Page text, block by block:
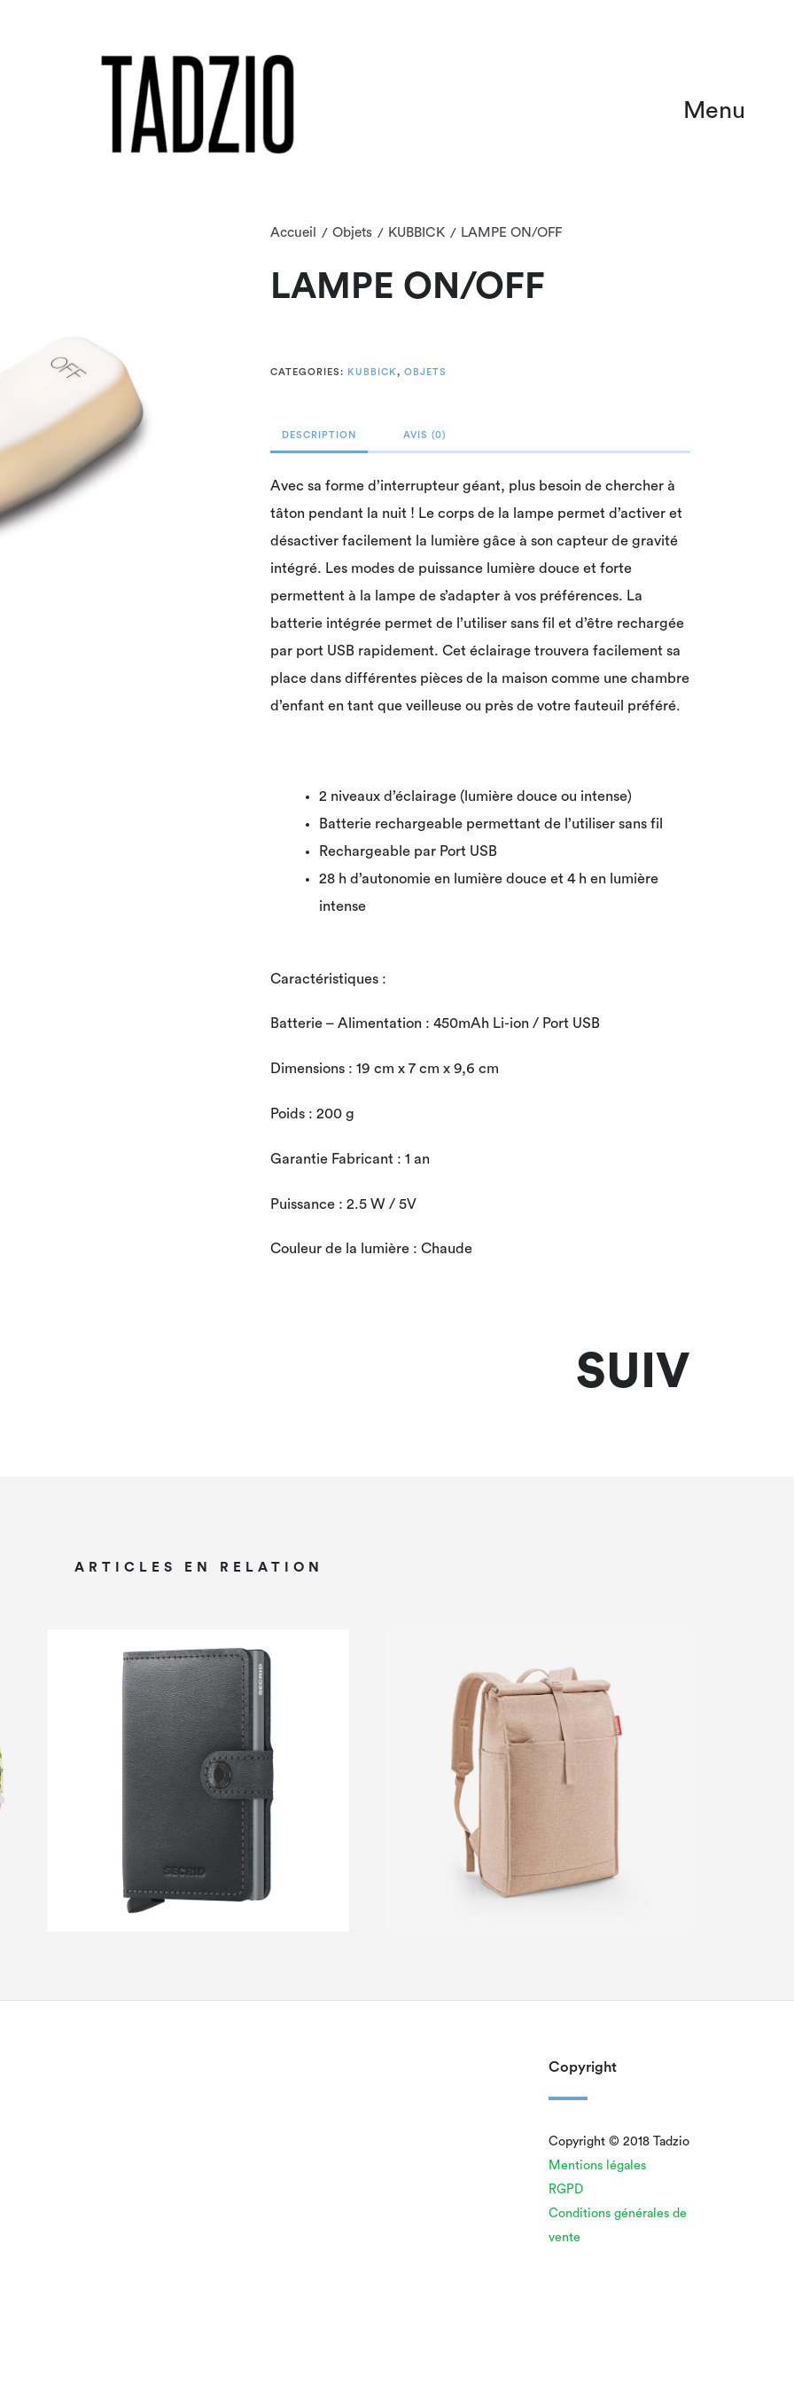
Menu
Accueil / Objets / KUBBICK / LAMPE ON/OFF
LAMPE ON/OFF
CATEGORIES: KUBBICK , OBJETS
DESCRIPTION AVIS (0)
Avec sa forme d’interrupteur géant, plus besoin de chercher à
tâton pendant la nuit ! Le corps de la lampe permet d’activer et
désactiver facilement la lumière gâce à son capteur de gravité
intégré. Les modes de puissance lumière douce et forte
permettent à la lampe de s’adapter à vos préférences. La
batterie intégrée permet de l’utiliser sans fil et d’être rechargée
par port USB rapidement. Cet éclairage trouvera facilement sa
place dans différentes pièces de la maison comme une chambre
d’enfant en tant que veilleuse ou près de votre fauteuil préféré.
2 niveaux d’éclairage (lumière douce ou intense)
Batterie rechargeable permettant de l’utiliser sans fil
Rechargeable par Port USB
28 h d’autonomie en lumière douce et 4 h en lumière
intense
Caractéristiques :
Batterie – Alimentation : 450mAh Li-ion / Port USB
Dimensions : 19 cm x 7 cm x 9,6 cm
Poids : 200 g
Garantie Fabricant : 1 an
Puissance : 2.5 W / 5V
Couleur de la lumière : Chaude
SUIV
ARTICLES EN RELATION
Copyright
Copyright © 2018 Tadzio
Mentions légales
RGPD
Conditions générales de
vente